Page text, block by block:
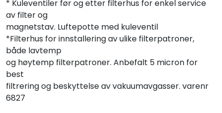
* Kuleventiler før og etter filterhus for enkel service
av filter og
magnetstav. Luftepotte med kuleventil
*Filterhus for innstallering av ulike filterpatroner,
både lavtemp
og høytemp filterpatroner. Anbefalt 5 micron for
best
filtrering og beskyttelse av vakuumavgasser. varenr
6827